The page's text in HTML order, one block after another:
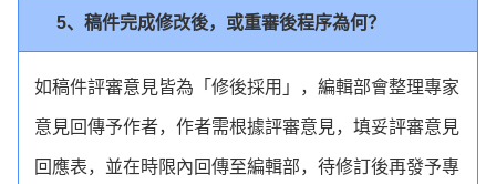
5、稿件完成修改後，或重審後程序為何？
如稿件評審意見皆為「修後採用」，編輯部會整理專家
意見回傳予作者，作者需根據評審意見，填妥評審意見
回應表，並在時限內回傳至編輯部，待修訂後再發予專